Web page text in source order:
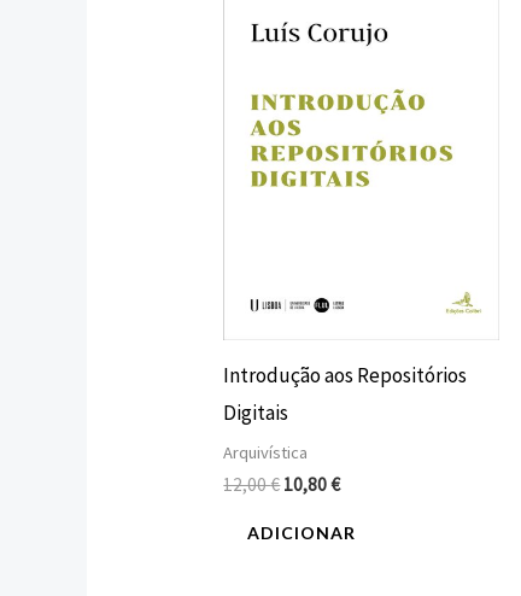
Introdução aos Repositórios
Digitais
Arquivística
12,00€
era:
12,00 €.
10,80€
é:
10,80 €.
ADICIONAR